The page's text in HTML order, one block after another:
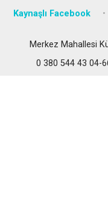
Kaynaşlı Facebook
Merkez Mahallesi
0 380 544 43 04-